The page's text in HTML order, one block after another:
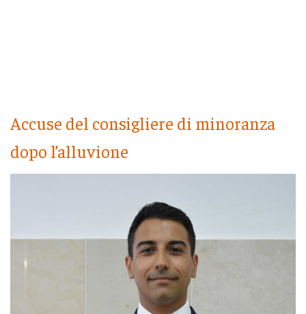
Accuse del consigliere di minoranza
dopo l’alluvione